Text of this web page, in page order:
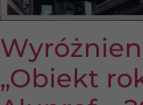
„Obiekt